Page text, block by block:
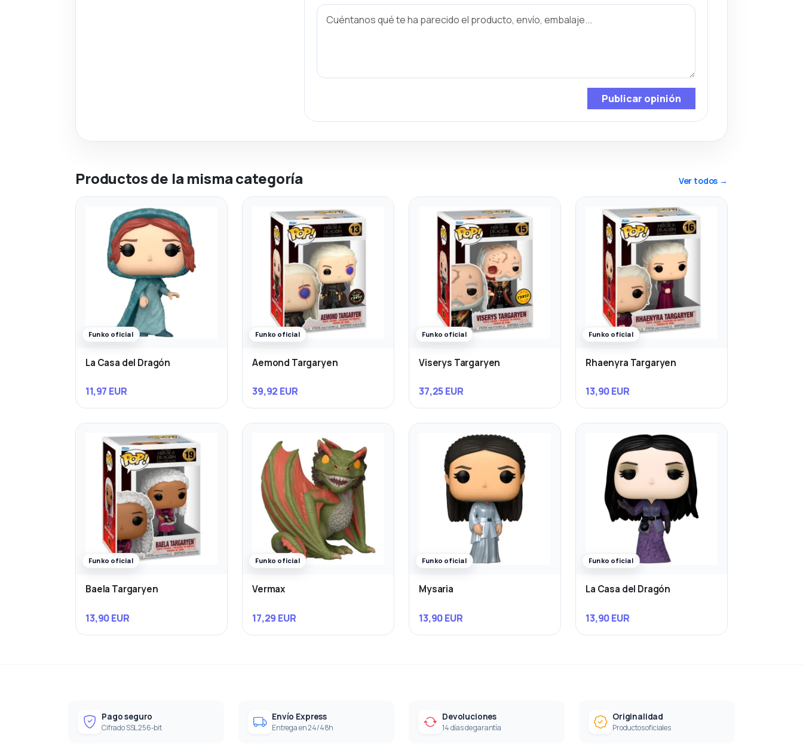
Publicar opinión
Productos de la misma categoría Ver todos →
Funko oficial
La Casa del Dragón
11,97 EUR
Funko oficial
Aemond Targaryen
39,92 EUR
Funko oficial
Viserys Targaryen
37,25 EUR
Funko oficial
Rhaenyra Targaryen
13,90 EUR
Funko oficial
Baela Targaryen
13,90 EUR
Funko oficial
Vermax
17,29 EUR
Funko oficial
Mysaria
13,90 EUR
Funko oficial
La Casa del Dragón
13,90 EUR
Pago seguro
Cifrado SSL 256-bit
Envío Express
Entrega en 24/48h
Devoluciones
14 días de garantía
Originalidad
Productos oficiales